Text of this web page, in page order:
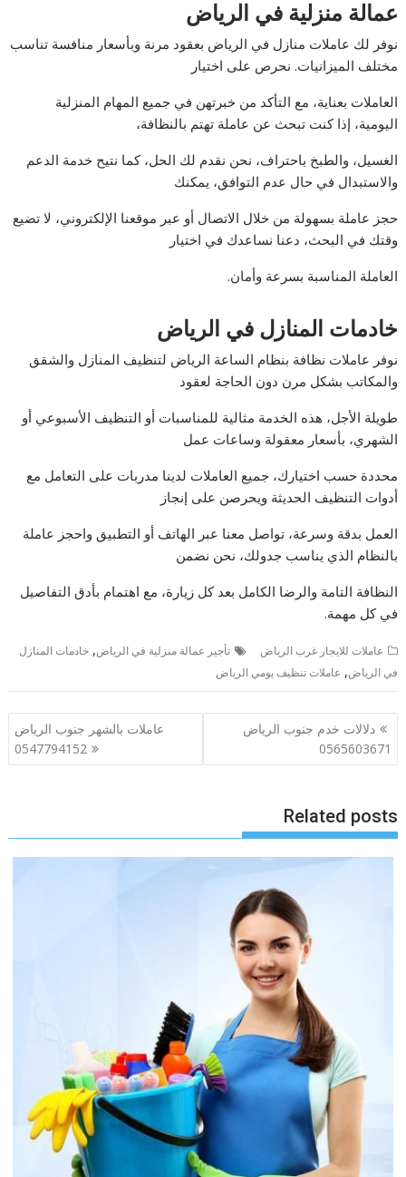
عمالة منزلية في الرياض
نوفر لك عاملات منازل في الرياض بعقود مرنة وبأسعار منافسة تناسب
مختلف الميزانيات. نحرص على اختيار
العاملات بعناية، مع التأكد من خبرتهن في جميع المهام المنزلية
اليومية، إذا كنت تبحث عن عاملة تهتم بالنظافة،
الغسيل، والطبخ باحتراف، نحن نقدم لك الحل، كما نتيح خدمة الدعم
والاستبدال في حال عدم التوافق، يمكنك
حجز عاملة بسهولة من خلال الاتصال أو عبر موقعنا الإلكتروني، لا تضيع
وقتك في البحث، دعنا نساعدك في اختيار
العاملة المناسبة بسرعة وأمان.
خادمات المنازل في الرياض
نوفر عاملات نظافة بنظام الساعة الرياض لتنظيف المنازل والشقق
والمكاتب بشكل مرن دون الحاجة لعقود
طويلة الأجل، هذه الخدمة مثالية للمناسبات أو التنظيف الأسبوعي أو
الشهري، بأسعار معقولة وساعات عمل
محددة حسب اختيارك، جميع العاملات لدينا مدربات على التعامل مع
أدوات التنظيف الحديثة ويحرصن على إنجاز
العمل بدقة وسرعة، تواصل معنا عبر الهاتف أو التطبيق واحجز عاملة
بالنظام الذي يناسب جدولك، نحن نضمن
النظافة التامة والرضا الكامل بعد كل زيارة، مع اهتمام بأدق التفاصيل
في كل مهمة.
عاملات للايجار غرب الرياض تأجير عمالة منزلية في الرياض,خادمات المنازل
في الرياض, عاملات تنظيف يومي الرياض
تصفّح
المقالات
دلالات خدم جنوب الرياض
0565603671
عاملات بالشهر جنوب الرياض
0547794152
Related posts